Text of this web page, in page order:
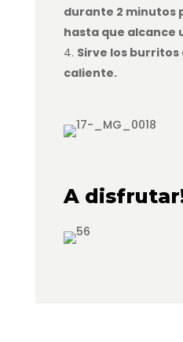
durante 2 minutos
hasta que alcance
Sirve los
caliente.
A